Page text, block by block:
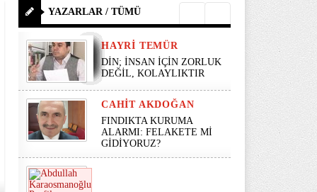
YAZARLAR / TÜMÜ
HAYRI TEMÜR
DİN; İNSAN İÇİN ZORLUK
DEĞİL, KOLAYLIKTIR
CAHIT AKDOĞAN
FINDIKTA KURUMA
ALARMI: FELAKETE Mİ
GİDİYORUZ?